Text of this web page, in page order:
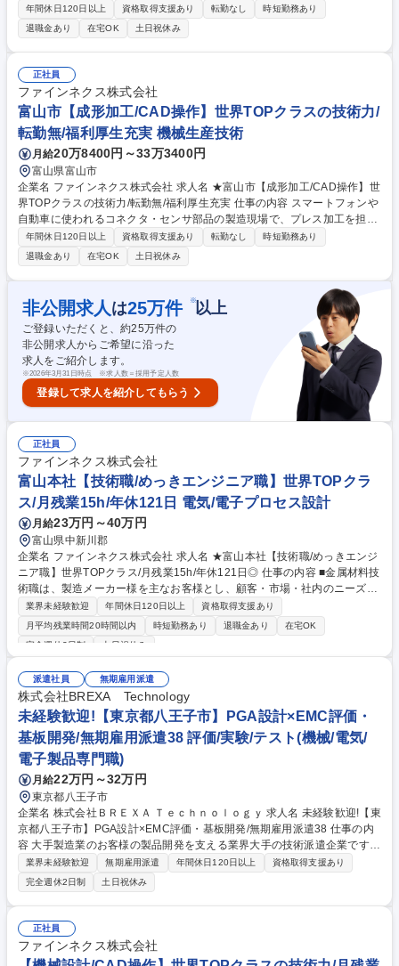
当。CADで培った図面理解を活かし、加工業務に加えて新製品立ち上げや
既存ラインの改善にも関わります。 大手企業の安定した基盤のもと、腰を
据えて技術を磨ける環境です。技術を磨きたい方に最適なポジションで
す。プレス製品の量産に関わる製造業務（加工、金型の調整、段取りな
ど）を担当。【魅力】製品を一貫して自社で手がける体制と世界トップク
ラスの加工技術が強み。安定した経営基盤のもと、自動車・電子部品など
需要の高い分野で長期的に働けます。福利厚生も整っており、将来を見据
えて安心してキャリア形成が可能です。 募集職種 ★富山市【プレス加工/
CAD経験】世界TOPクラスの技術力/転勤無/福利厚生充実
年間休日120日以上 資格取得支援あり 転勤なし
時短勤務あり
退職金あり
在宅OK 土日祝休み
正社員
ファインネクス株式会社
富山市【成形加工/CAD操作】世界TOPクラスの技術力/
転勤無/福利厚生充実 機械生産技術
月給20万8400円～33万3400円
富山県富山市
企業名 ファインネクス株式会社 求人名 ★富山市【成形加工/CAD操作】世
界TOPクラスの技術力/転勤無/福利厚生充実 仕事の内容 スマートフォンや
自動車に使われるコネクタ・センサ部品の製造現場で、プレス加工を担
当。CAD経験を活かした図面理解をもとに加工業務を行いながら、新製品
の立ち上げや既存ラインの改善にも携わります。 大手メーカーならではの
安定した経営基盤のもと、長く安心して働ける環境です。腰を据えて専門
性を高めたい方に適した業務。プレス製品の量産に関わる製造業務（加
工、金型の調整、段取りなど）を担当。【魅力】製品を一貫して自社で手
がける体制と世界トップクラスの加工技術が強み。自動車・電子部品など
需要の高い分野で長期的に活躍でき、福利厚生や手当も充実している為、
将来を見据えて安心してキャリア形成が可能です。 募集職種 ★富山市
【成形加工/CAD操作】世界TOPクラスの技術力/転勤無/福利厚生充実
年間休日120日以上 資格取得支援あり 転勤なし
時短勤務あり
退職金あり
在宅OK 土日祝休み
非公開求人 は25万件 ※以上
ご登録いただくと、約25万件の
非公開求人からご希望に沿った
求人をご紹介します。
※2026年3月31日時点 ※求人数＝採用予定人数
登録して求人を紹介してもらう
正社員
ファインネクス株式会社
富山本社【技術職/めっきエンジニア職】世界TOPクラ
ス/月残業15h/年休121日 電気/電子プロセス設計
月給23万円～40万円
富山県中新川郡
企業名 ファインネクス株式会社 求人名 ★富山本社【技術職/めっきエンジ
ニア職】世界TOPクラス/月残業15h/年休121日◎ 仕事の内容 ■金属材料技
術職は、製造メーカー様を主なお客様とし、顧客・市場・社内のニーズに
応える設備や、これまでは実現できなかった新しいめっき技術を、開発・
設計し、タイムリーに提供します。 具体的には、 ■新しいめっき技術の開
発・設計 ■開発・工程／設備設計 ■改造設計 顧客や市場のニーズから、事
（構想設計）、工程・設備詳細設計、設備立上げ、製品試作、品質評価を
行い、最終的に製造部門への設備移管を行います。また、既存設備の改良
設計、品質評価も行います。 募集職種 ★富山本社【技術職/めっきエンジ
ニア職】世界TOPクラス/月残業15h/年休121日◎
業界未経験歓迎 年間休日120日以上
資格取得支援あり
月平均残業時間20時間以内
時短勤務あり 退職金あり
在宅OK
完全週休2日制
土日祝休み
派遣社員 無期雇用派遣
株式会社BREXA Technology
未経験歓迎!【東京都八王子市】PGA設計×EMC評価・
基板開発/無期雇用派遣38 評価/実験/テスト(機械/電気/
電子製品専門職)
月給22万円～32万円
東京都八王子市
企業名 株式会社ＢＲＥＸＡ Ｔｅｃｈｎｏｌｏｇｙ 求人名 未経験歓迎!【東
京都八王子市】PGA設計×EMC評価・基板開発/無期雇用派遣38 仕事の内
容 大手製造業のお客様の製品開発を支える業界大手の技術派遣企業です。
そんな当社で医療機器である内視鏡スコープに搭載される基板のFPGA開
発業務をお任せします。 【具体的な業務内容】VHDLを用いたFPGA設計
（仕様策定、アーキテクチャ設計、論理設計、検証）で、ModelSimによ
るシミュレーションやSpyglassによるLint/CDCチェックも含まれます。
開発対象は、映像処理や制御信号の高速伝送を担う回路で、医療機器とし
ての高信頼性・高精度が求められます。また、使用するイメージャの仕様
確認、試験環境のレビュー、EMC耐性評価など、電気性能の検証業務にも
業界未経験歓迎 無期雇用派遣 年間休日120日以上
資格取得支援あり
完全週休2日制
土日祝休み
正社員
ファインネクス株式会社